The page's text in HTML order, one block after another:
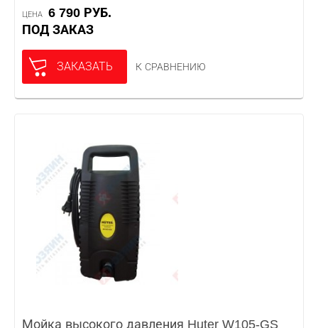
ЦЕНА
6 790 РУБ.
ПОД ЗАКАЗ
ЗАКАЗАТЬ К СРАВНЕНИЮ
Мойка высокого давления Huter W105-GS